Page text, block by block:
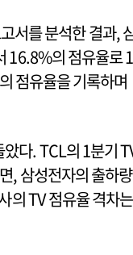
서를 분석한 결과,
16.8%의 점유율로 1
점유율을 기록하며
다. TCL의 1분기
, 삼성전자의 출하량
의 TV 점유율 격차는